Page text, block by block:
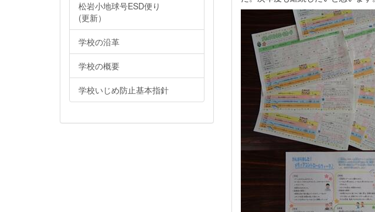
松岩小地球号ESD便り
(更新）
学校の沿革
学校の概要
学校いじめ防止基本指針